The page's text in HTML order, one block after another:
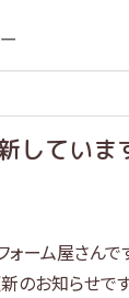
していま
ォーム屋さんで
のお知らせで